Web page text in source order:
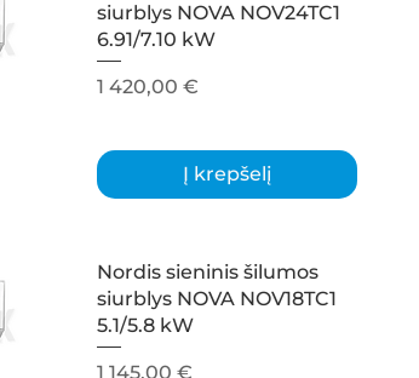
siurblys NOVA NOV24TC1
6.91/7.10 kW
Kaina
1 420,00 €
Į krepšelį
Nordis sieninis šilumos
siurblys NOVA NOV18TC1
5.1/5.8 kW
Kaina
1 145,00 €